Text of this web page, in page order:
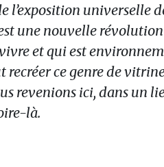
l’exposition universelle
une nouvelle révolution
et qui est
recréer ce genre de
revenions ici, dans un
là.